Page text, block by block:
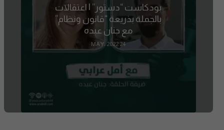
بودكاست “دستور” | اعتقالات
بالجملة بذريعة “قانون ونظام”
مع جنان عبده
24 MAY، 2022